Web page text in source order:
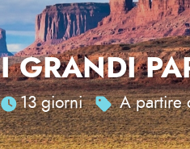
I GRANDI
13 giorni A partire